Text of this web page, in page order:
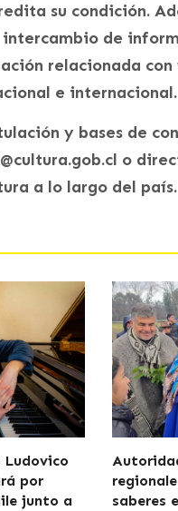
su condición.
de
relacionada con
e internacional.
y bases de
o
a lo largo del país.
por
junto a
saberes